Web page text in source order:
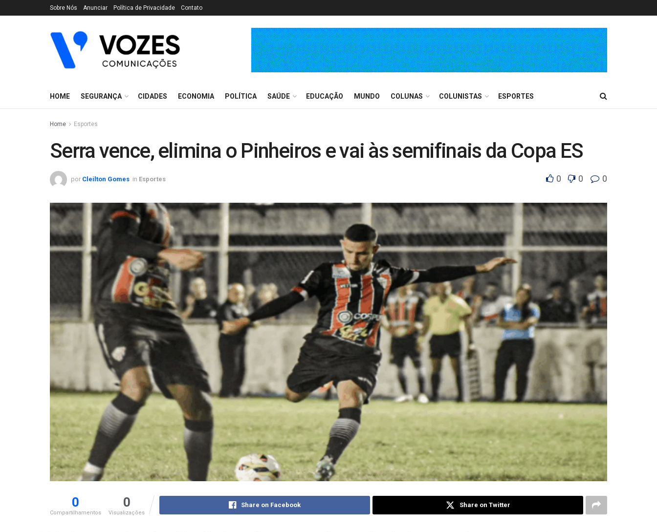
Sobre Nós Anunciar Política de Privacidade Contato
HOME SEGURANÇA CIDADES ECONOMIA POLÍTICA SAÚDE EDUCAÇÃO MUNDO COLUNAS COLUNISTAS ESPORTES
Home Esportes
Serra vence, elimina o Pinheiros e vai às semifinais da Copa ES
por Cleilton Gomes in Esportes 0 0 0
0
Compartilhamentos
0
Visualizações
Share on Facebook Share on Twitter